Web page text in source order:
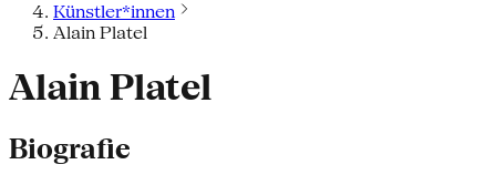
Künstler*innen
Alain Platel
Alain Platel
Biografie